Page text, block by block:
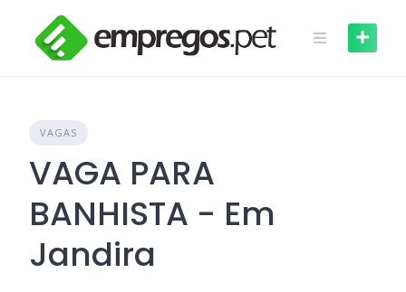
content
VAGAS
VAGA PARA
BANHISTA - Em
Jandira